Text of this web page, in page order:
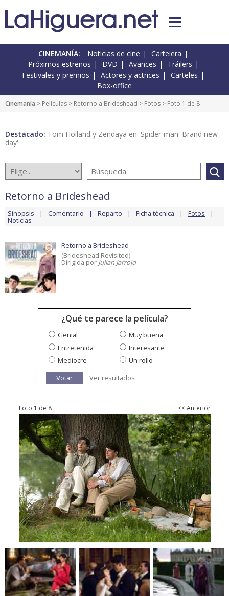
CINEMANÍA: Noticias de cine
Cartelera
Próximos estrenos
DVD Avances
Tráilers
Festivales y premios
Actores y actrices
Carteles
Box-office
Cinemanía > Películas > Retorno a Brideshead > Fotos > Foto 1 de 8
Destacado: Tom Holland y Zendaya en 'Spider-man: Brand new
day'
Retorno a Brideshead
Sinopsis Comentario Reparto Ficha técnica Fotos
Noticias
Retorno a Brideshead
(Brideshead Revisited)
Dirigida por Julian Jarrold
¿Qué te parece la película?
Genial
Muy buena
Entretenida
Interesante
Mediocre
Un rollo
Votar
Ver resultados
Foto 1 de 8 << Anterior